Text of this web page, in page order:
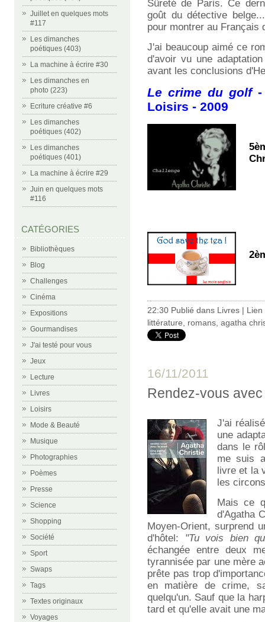
Juillet en quelques mots
#117
Les dimanches
poétiques (403)
La machine à écrire #30
Les dimanches en
photo (223)
Ecriture créative #6
Les dimanches
poétiques (402)
Les dimanches
poétiques (401)
La machine à écrire #29
Juin en quelques mots
#116
CATÉGORIES
Bibliothèques
Blog
Challenges
Cinéma
Expositions
Gourmandises
J'ai testé pour vous
Jeux
Lecture
Livres
Loisirs
Mode & Beauté
Musique
Photographies
Poèmes
Presse
Science
Shopping
Société
Sport
Swaps
Tags
Textes originaux
Voyages
Sûreté de Paris. Ce
goût du détective
pour montrer au Français
J'ai beaucoup aimé ce
d'avoir vu une
avant les conclusions
Le crime du golf-
Loisirs - 2009
22:30 Publié dans Livres | Lien
littérature, romans, agatha
16/11/2011
Rendez-vous
J'ai
une
dans le
me suis
livre et la
les
Mais ce
d'Agatha
Moyen-Orient, surprend
d'hôtel: "Tu vois bien
échangée entre deux
tyrannisée par une mère
prête pas trop
en matière de crime,
quelqu'un. Sauf que la
tard et qu'elle avait une